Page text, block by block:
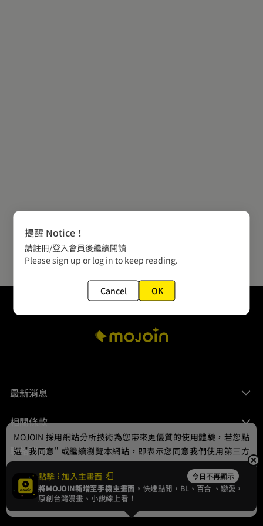
最新消息
相關條款
聯絡我們
© 2024 gamania Digital Entertainment Co., Ltd.
點擊 加入主畫面 今日不再顯示
將MOJOIN新增至手機主畫面，快速點開，BL、 百合 、戀愛，
原創台灣漫畫、小說線上看！
MOJOIN 採用網站分析技術為您帶來更優質的使用體驗，若您點
選 "我同意" 或繼續瀏覽本網站，即表示您同意我們使用第三方
Cookie，欲瞭解更多資訊請見隱私權政策。
我同意
提醒 Notice！
請註冊/登入會員後繼續閱讀
Please sign up or log in to keep reading.
Cancel OK